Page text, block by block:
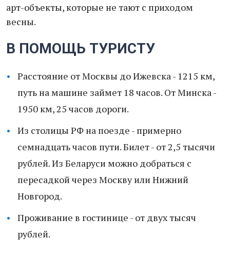
арт-объекты, которые не тают с приходом
весны.
В ПОМОЩЬ ТУРИСТУ
Расстояние от Москвы до Ижевска - 1215 км,
путь на машине займет 18 часов. От Минска -
1950 км, 25 часов дороги.
Из столицы РФ на поезде - примерно
семнадцать часов пути. Билет - от 2,5 тысячи
рублей. Из Беларуси можно добраться с
пересадкой через Москву или Нижний
Новгород.
Проживание в гостинице - от двух тысяч
рублей.